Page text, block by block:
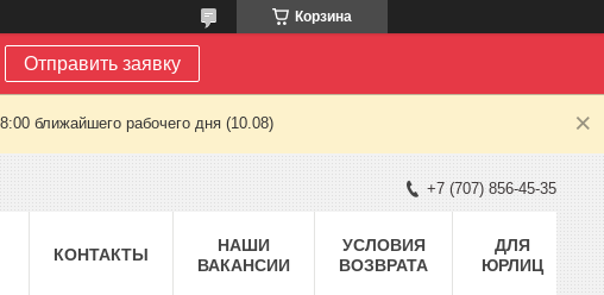
Корзина
Отправить заявку
ближайшего рабочего дня (10.08)
+7 (707) 856-45-35
КОНТАКТЫ
НАШИ
ВАКАНСИИ
УСЛОВИЯ
ВОЗВРАТА
ДЛЯ
ЮРЛИЦ